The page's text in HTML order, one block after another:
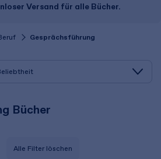
Versand für alle Bücher.
Gesprächsführung
Bücher
Alle Filter löschen